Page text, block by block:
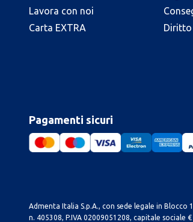
Lavora con noi
Carta EXTRA
Diritto
Pagamenti sicuri
Admenta Italia S.p.A., con sede legale in
n. 405308, P.IVA 02009051208, capitale sociale